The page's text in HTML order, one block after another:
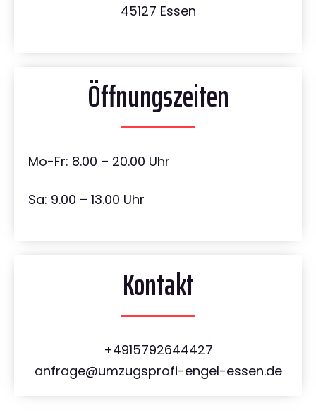
45127 Essen
Öffnungszeiten
Mo-Fr: 8.00 – 20.00 Uhr
Sa: 9.00 – 13.00 Uhr
Kontakt
+4915792644427
anfrage@umzugsprofi-engel-essen.de